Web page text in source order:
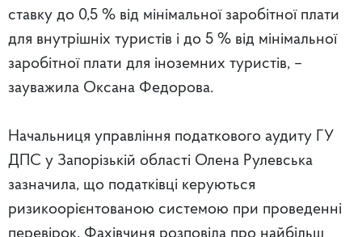
ставку до 0,5 % від мінімальної заробітної плати
для внутрішніх туристів і до 5 % від мінімальної
заробітної плати для іноземних туристів, –
зауважила Оксана Федорова.
Начальниця управління податкового аудиту ГУ
ДПС у Запорізькій області Олена Рулевська
зазначила, що податківці керуються
ризикоорієнтованою системою при проведенні
перевірок. Фахівчиня розповіла про найбільш